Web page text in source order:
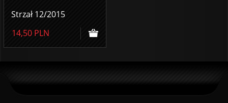
Strzał 12/2015
14,50 PLN